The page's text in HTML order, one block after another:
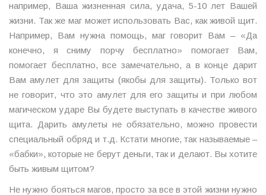
например, Ваша жизненная сила, удача, 5-10 лет Вашей
жизни. Так же маг может использовать Вас, как живой щит.
Например, Вам нужна помощь, маг говорит Вам – «Да
конечно, я сниму порчу бесплатно» помогает Вам,
помогает бесплатно, все замечательно, а в конце дарит
Вам амулет для защиты (якобы для защиты). Только вот
не говорит, что это амулет для его защиты и при любом
магическом ударе Вы будете выступать в качестве живого
щита. Дарить амулеты не обязательно, можно провести
специальный обряд и т.д. Кстати многие, так называемые –
«бабки», которые не берут деньги, так и делают. Вы хотите
быть живым щитом?
Не нужно бояться магов, просто за все в этой жизни нужно